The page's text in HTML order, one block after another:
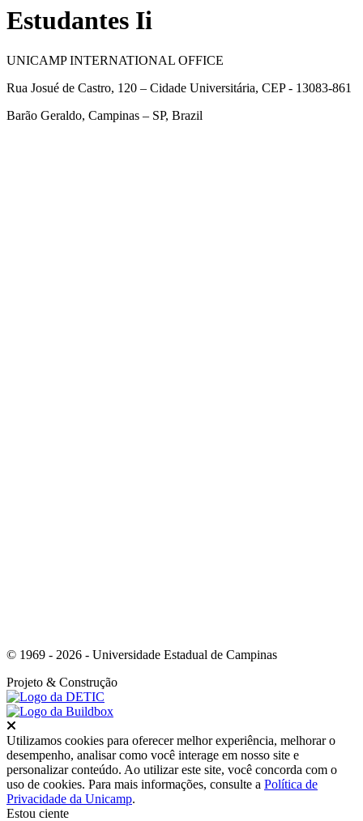
Estudantes Ii
UNICAMP INTERNATIONAL OFFICE
Rua Josué de Castro, 120 – Cidade Universitária, CEP - 13083-861
Barão Geraldo, Campinas – SP, Brazil
© 1969 - 2026 - Universidade Estadual de Campinas
Projeto & Construção
Utilizamos cookies para oferecer melhor experiência, melhorar o
desempenho, analisar como você interage em nosso site e
personalizar conteúdo. Ao utilizar este site, você concorda com o
uso de cookies. Para mais informações, consulte a Política de
Privacidade da Unicamp.
Estou ciente